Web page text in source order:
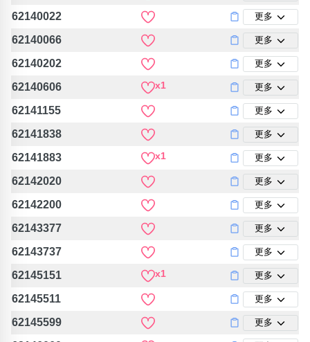
62140022 更多
62140066 更多
62140202 更多
62140606 x1 更多
62141155 更多
62141838 更多
62141883 x1 更多
62142020 更多
62142200 更多
62143377 更多
62143737 更多
62145151 x1 更多
62145511 更多
62145599 更多